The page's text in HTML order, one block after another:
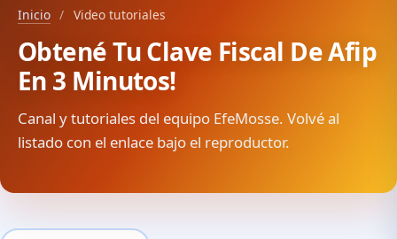
Inicio / Video tutoriales
Obtené Tu Clave Fiscal De Afip
En 3 Minutos!
Canal y tutoriales del equipo EfeMosse. Volvé al
listado con el enlace bajo el reproductor.